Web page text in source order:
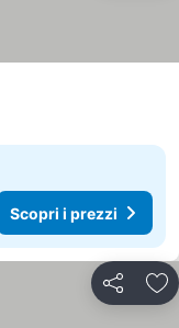
Scopri i prezzi
Condividi